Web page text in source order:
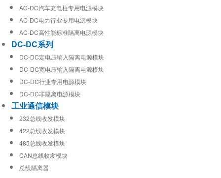
AC-DC汽车充电柱专用电源模块
AC-DC电力行业专用电源模块
AC-DC高性能标准隔离电源模块
DC-DC系列
DC-DC定电压输入隔离电源模块
DC-DC宽电压输入隔离电源模块
DC-DC行业专用电源模块
DC-DC非隔离电源模块
工业通信模块
232总线收发模块
422总线收发模块
485总线收发模块
CAN总线收发模块
总线隔离器